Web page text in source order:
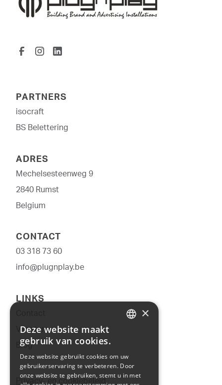
PARTNERS
isocraft
BS Belettering
ADRES
Mechelse­­steenweg 9
2840 Rumst
Belgium
CONTACT
03 318 73 60
info@plugnplay.be
LINKS
Vacatures
Blog
Privacy- en cookiebeleid
ENGLISH
×
Deze website maakt
gebruik van cookies.
Deze website gebruikt cookies om uw
gebruikerservaring te verbeteren. Door
onze website te gebruiken, stemt u in met